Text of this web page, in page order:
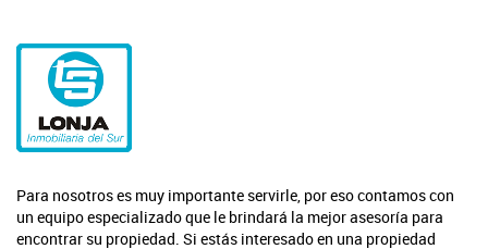
Para nosotros es muy importante servirle, por eso contamos con
un equipo especializado que le brindará la mejor asesoría para
encontrar su propiedad. Si estás interesado en una propiedad